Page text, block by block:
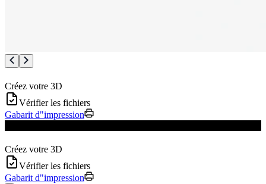
Créez votre 3D
Vérifier les fichiers
Gabarit d"impression
Créez votre 3D
Vérifier les fichiers
Gabarit d"impression